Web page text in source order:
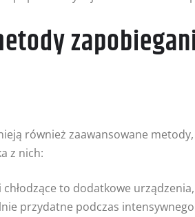
również zaawansowane
z nich:
chłodzące to dodatkowe
przydatne podczas